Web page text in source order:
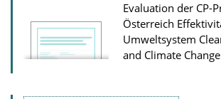
Evaluation der CP-
Österreich
Umweltsystem
and Climate Change